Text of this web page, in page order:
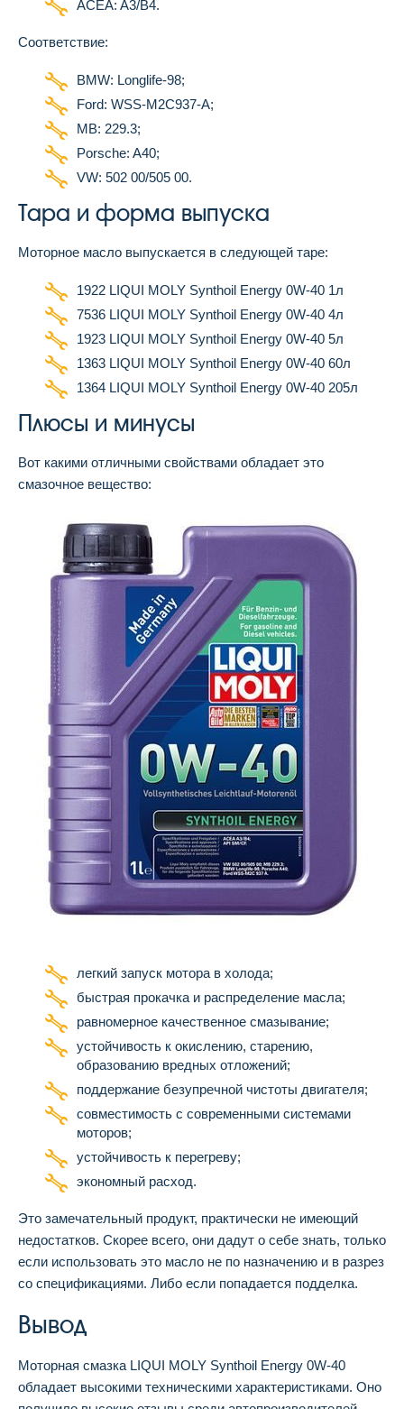
ACEA: A3/B4.
Соответствие:
BMW: Longlife-98;
Ford: WSS-M2C937-A;
MB: 229.3;
Porsche: A40;
VW: 502 00/505 00.
Тара и форма выпуска
Моторное масло выпускается в следующей таре:
1922 LIQUI MOLY Synthoil Energy 0W-40 1л
7536 LIQUI MOLY Synthoil Energy 0W-40 4л
1923 LIQUI MOLY Synthoil Energy 0W-40 5л
1363 LIQUI MOLY Synthoil Energy 0W-40 60л
1364 LIQUI MOLY Synthoil Energy 0W-40 205л
Плюсы и минусы
Вот какими отличными свойствами обладает это
смазочное вещество:
легкий запуск мотора в холода;
быстрая прокачка и распределение масла;
равномерное качественное смазывание;
устойчивость к окислению, старению,
образованию вредных отложений;
поддержание безупречной чистоты двигателя;
совместимость с современными системами
моторов;
устойчивость к перегреву;
экономный расход.
Это замечательный продукт, практически не имеющий
недостатков. Скорее всего, они дадут о себе знать, только
если использовать это масло не по назначению и в разрез
со спецификациями. Либо если попадается подделка.
Вывод
Моторная смазка LIQUI MOLY Synthoil Energy 0W-40
обладает высокими техническими характеристиками. Оно